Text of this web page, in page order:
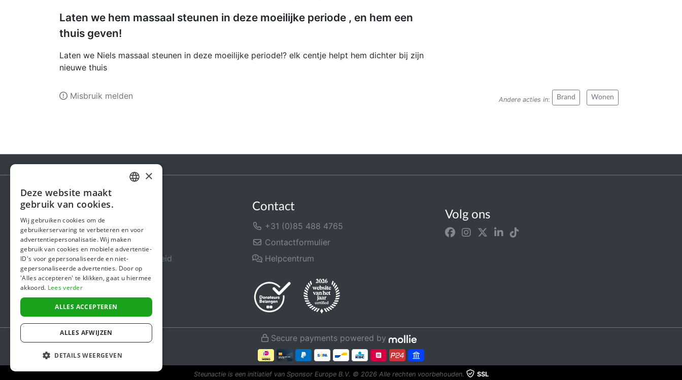
Laten we hem massaal steunen in deze moeilijke periode , en hem een
thuis geven!
Laten we Niels massaal steunen in deze moeilijke periode!? elk centje helpt hem dichter bij zijn
nieuwe thuis
Andere acties in: Brand Wonen
Misbruik melden
Steunactie
Over ons
In de media
Veiligheid & Betrouwbaarheid
Algemene voorwaarden
Privacybeleid
Cookiebeleid
Contact
+31 (0)85 488 4765
Contactformulier
Helpcentrum
Volg ons
Secure payments powered by
Steunactie is een initiatief van Sponsor Europe B.V. © 2026 Alle rechten voorbehouden. SSL
ENGLISH
×
Deze website maakt
gebruik van cookies.
Wij gebruiken cookies om de
gebruikerservaring te verbeteren en voor
advertentiepersonalisatie. Wij maken
gebruik van cookies en mobiele advertentie-
ID's voor gepersonaliseerde en niet-
gepersonaliseerde advertenties. Door op
'Alles accepteren' te klikken, gaat u hiermee
akkoord. Lees verder
ALLES ACCEPTEREN
ALLES AFWIJZEN
DETAILS WEERGEVEN